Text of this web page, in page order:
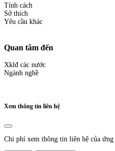
Tính cách
Sở thích
Yêu cầu khác
Quan tâm đến
Xklđ các nước
Ngành nghề
Xem thông tin liên hệ
Chi phí xem thông tin liên hệ của